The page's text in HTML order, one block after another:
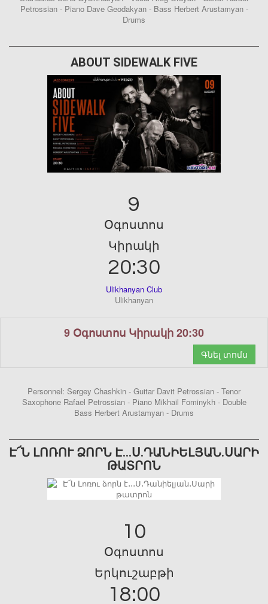
Petrossian - Piano Dave Geodakyan - Bass Herbert Arustamyan -
Drums
ABOUT SIDEWALK FIVE
9
Օգոստոս
Կիրակի
20:30
Ulikhanyan Club
Ulikhanyan
9 Օգոստոս Կիրակի 20:30
Գնել տոմս
Personnel: Sergey Chashkin - Guitar Davit Petrossian - Tenor
Saxophone Rafael Petrossian - Piano Mikhail Fominykh - Double
Bass Herbert Arustamyan - Drums
Է՜Ն ԼՈՌՈՒ ՁՈՐՆ Է․․․Ս․ԴԱՆԻԵԼՅԱՆ․ՍԱՐԻ
ԹԱՏՐՈՆ
10
Օգոստոս
Երկուշաբթի
18:00